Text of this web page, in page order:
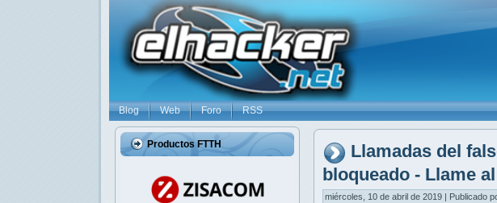
Blog Web Foro RSS
Productos FTTH
Llamadas del
bloqueado - Llame
miércoles, 10 de abril de 2019 | Publicado